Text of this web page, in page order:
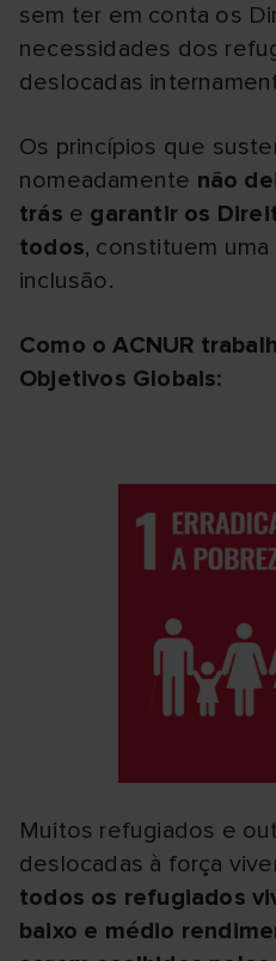
sem ter em conta os
necessidades dos
deslocadas
Os princípios que
nomeadamente não
trás e garantir os
todos, constituem
inclusão.
Como o ACNUR
Objetivos Globais:
Muitos refugiados e
deslocadas à força
todos os refugiados
baixo e médio